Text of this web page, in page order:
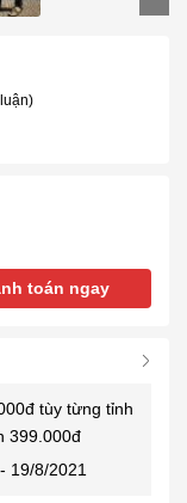
toán ngay
tùy từng tỉnh
399.000đ
19/8/2021